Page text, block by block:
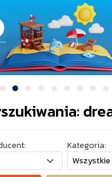
Kategoria: